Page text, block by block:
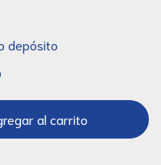
depósito